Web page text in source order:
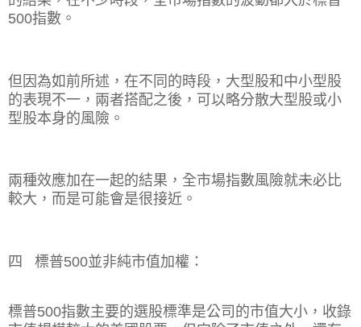
500指數。
但因為如前所述，在不同的時段，大型股和中小型股
的表現不一，兩者搭配之後，可以略分散大型股或小
型股本身的風險。
兩種效應加在一起的結果，全市場指數風險就未必比
較大，而是可能會是很接近。
四 標普500並非純市值加權：
標普500指數主要的選股標準是公司的市值大小，收錄